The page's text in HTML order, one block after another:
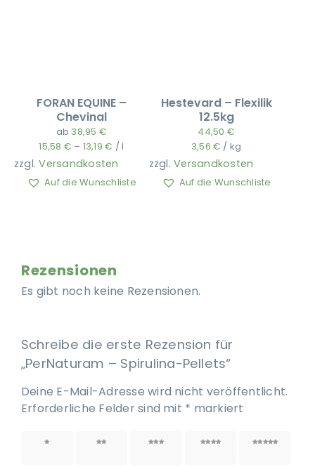
FORAN EQUINE –
Chevinal
ab 38,95 €
15,58 € – 13,19€ /l
zzgl.Versandkosten
Auf die Wunschliste
Hestevard – Flexilik
12.5kg
44,50 €
3,56 € / kg
zzgl.Versandkosten
Auf die Wunschliste
Rezensionen
Es gibt noch keine Rezensionen.
Schreibe die erste Rezension für
„PerNaturam – Spirulina-Pellets“
Deine E-Mail-Adresse wird nicht veröffentlicht.
Erforderliche Felder sind mit * markiert
1 von 2 von 3 von 4 von 5 von